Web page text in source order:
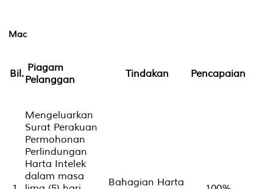
Mac
Bil. Piagam
Pelanggan
Tindakan Pencapaian
Mengeluarkan
Surat Perakuan
Permohonan
Perlindungan
Harta Intelek
dalam masa
Bahagian Harta